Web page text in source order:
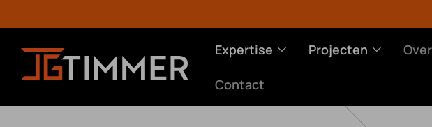
Expertise Projecten
Contact